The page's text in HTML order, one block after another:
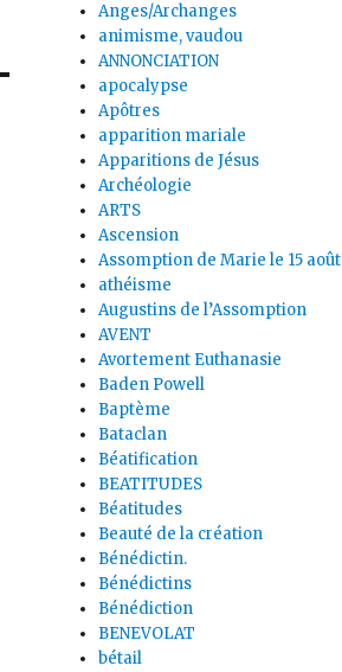
Anges/Archanges
animisme, vaudou
ANNONCIATION
apocalypse
Apôtres
apparition mariale
Apparitions de Jésus
Archéologie
ARTS
Ascension
Assomption de Marie le 15 août
athéisme
Augustins de l’Assomption
AVENT
Avortement Euthanasie
Baden Powell
Baptème
Bataclan
Béatification
BEATITUDES
Béatitudes
Beauté de la création
Bénédictin.
Bénédictins
Bénédiction
BENEVOLAT
bétail